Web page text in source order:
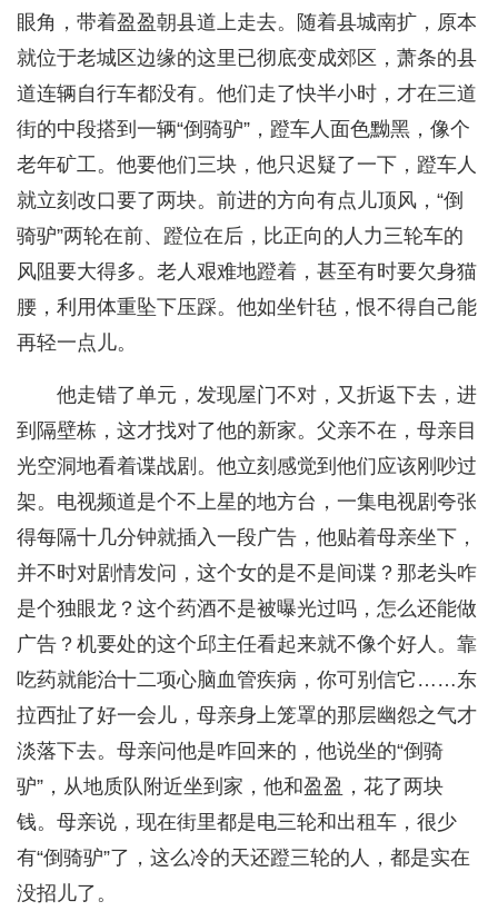
眼角，带着盈盈朝县道上走去。随着县城南扩，原本
就位于老城区边缘的这里已彻底变成郊区，萧条的县
道连辆自行车都没有。他们走了快半小时，才在三道
街的中段搭到一辆“倒骑驴”，蹬车人面色黝黑，像个
老年矿工。他要他们三块，他只迟疑了一下，蹬车人
就立刻改口要了两块。前进的方向有点儿顶风，“倒
骑驴”两轮在前、蹬位在后，比正向的人力三轮车的
风阻要大得多。老人艰难地蹬着，甚至有时要欠身猫
腰，利用体重坠下压踩。他如坐针毡，恨不得自己能
再轻一点儿。
他走错了单元，发现屋门不对，又折返下去，进
到隔壁栋，这才找对了他的新家。父亲不在，母亲目
光空洞地看着谍战剧。他立刻感觉到他们应该刚吵过
架。电视频道是个不上星的地方台，一集电视剧夸张
得每隔十几分钟就插入一段广告，他贴着母亲坐下，
并不时对剧情发问，这个女的是不是间谍？那老头咋
是个独眼龙？这个药酒不是被曝光过吗，怎么还能做
广告？机要处的这个邱主任看起来就不像个好人。靠
吃药就能治十二项心脑血管疾病，你可别信它……东
拉西扯了好一会儿，母亲身上笼罩的那层幽怨之气才
淡落下去。母亲问他是咋回来的，他说坐的“倒骑
驴”，从地质队附近坐到家，他和盈盈，花了两块
钱。母亲说，现在街里都是电三轮和出租车，很少
有“倒骑驴”了，这么冷的天还蹬三轮的人，都是实在
没招儿了。